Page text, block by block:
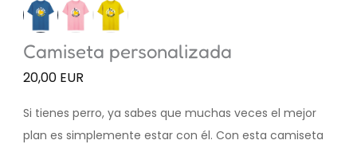
Camiseta personalizada
20,00 EUR
Si tienes perro, ya sabes que muchas veces el mejor
plan es simplemente estar con él. Con esta camiseta